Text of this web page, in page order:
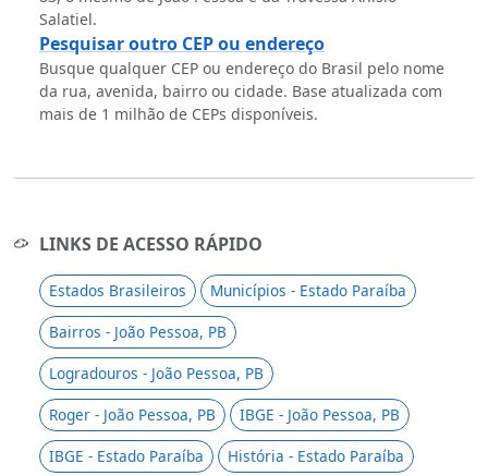
Salatiel.
Pesquisar outro CEP ou endereço
Busque qualquer CEP ou endereço do Brasil pelo nome
da rua, avenida, bairro ou cidade. Base atualizada com
mais de 1 milhão de CEPs disponíveis.
LINKS DE ACESSO RÁPIDO
Estados Brasileiros
Municípios - Estado Paraíba
Bairros - João Pessoa, PB
Logradouros - João Pessoa, PB
Roger - João Pessoa, PB
IBGE - João Pessoa, PB
IBGE - Estado Paraíba
História - Estado Paraíba